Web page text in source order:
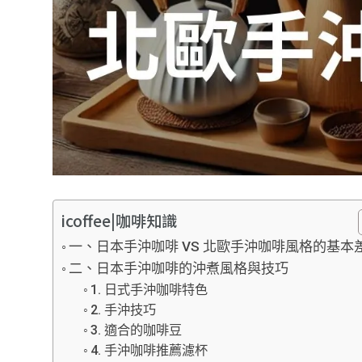
icoffee|咖啡知識
一、日本手沖咖啡 VS 北歐手沖咖啡風格的基本
二、日本手沖咖啡的沖煮風格與技巧
1. 日式手沖咖啡特色
2. 手沖技巧
3. 適合的咖啡豆
4. 手沖咖啡推薦濾杯